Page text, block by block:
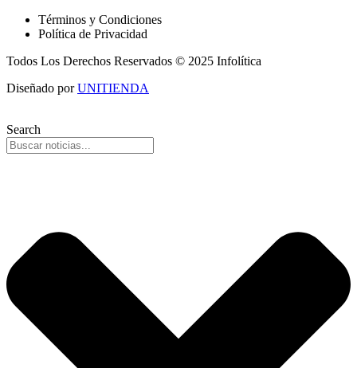
Términos y Condiciones
Política de Privacidad
Todos Los Derechos Reservados © 2025 Infolítica
Diseñado porUNITIENDA
Search